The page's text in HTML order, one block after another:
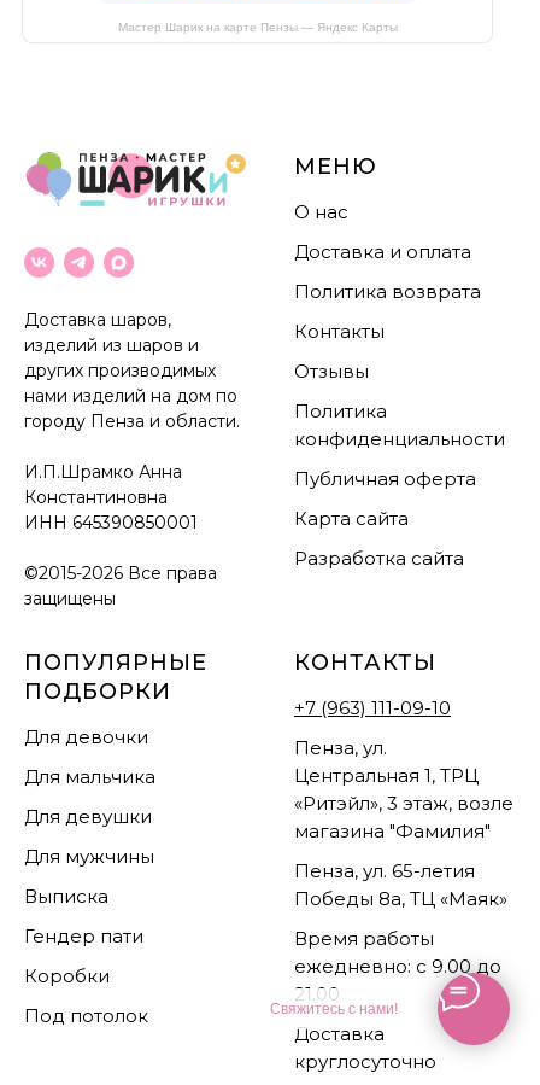
Свяжитесь с нами!
Мастер Шарик на карте Пензы — Яндекс Карты
Доставка шаров,
изделий из шаров и
других производимых
нами изделий на дом по
городу Пенза и области.
И.П.Шрамко Анна
Константиновна
ИНН 645390850001
©2015-2026 Все права
защищены
МЕНЮ
О нас
Доставка и оплата
Политика возврата
Контакты
Отзывы
Политика
конфиденциальности
Публичная оферта
Карта сайта
Разработка сайта
ПОПУЛЯРНЫЕ
ПОДБОРКИ
Для девочки
Для мальчика
Для девушки
Для мужчины
Выписка
Гендер пати
Коробки
Под потолок
КОНТАКТЫ
+7 (963) 111-09-10
Пенза, ул.
Центральная 1, ТРЦ
«Ритэйл», 3 этаж, возле
магазина "Фамилия"
Пенза, ул. 65-летия
Победы 8а, ТЦ «Маяк»
Время работы
ежедневно: с 9.00 до
21.00
Доставка
круглосуточно